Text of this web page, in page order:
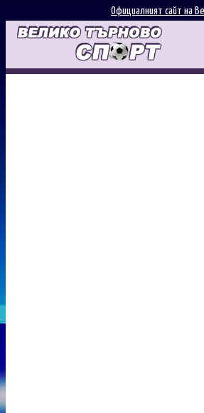
Официалният сайт на